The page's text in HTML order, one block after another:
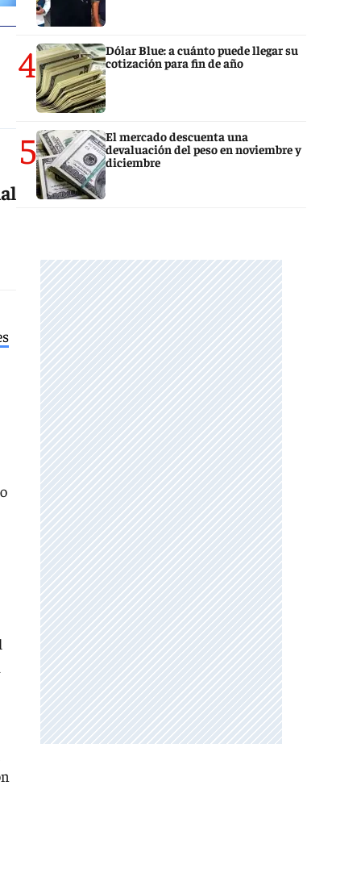
4
Dólar Blue: a cuánto puede llegar su
cotización para fin de año
5
El mercado descuenta una
devaluación del peso en noviembre y
diciembre